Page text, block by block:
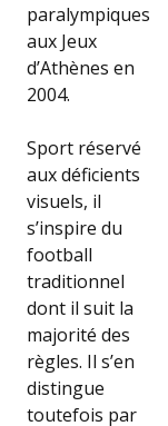
paralympiques
aux Jeux
d’Athènes en
2004.
Sport réservé
aux déficients
visuels, il
s’inspire du
football
traditionnel
dont il suit la
majorité des
règles. Il s’en
distingue
toutefois par